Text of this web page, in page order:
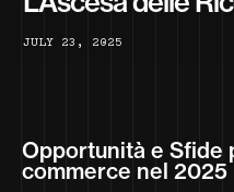
J U LY 23 , 2 0 2 5
Opportunità e Sfide
commerce nel 2025